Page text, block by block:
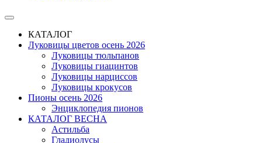
КАТАЛОГ
Луковицы цветов осень 2026
Луковицы тюльпанов
Луковицы гиацинтов
Луковицы нарциссов
Луковицы крокусов
Пионы осень 2026
Энциклопедия пионов
КАТАЛОГ ВЕСНА
Астильба
Гладиолусы